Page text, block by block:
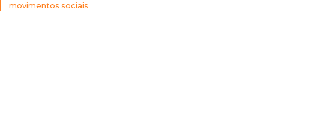
movimentos sociais